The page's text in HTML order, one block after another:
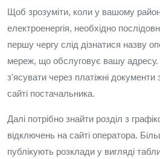
Щоб зрозуміти, коли у вашому
електроенергія, необхідно
першу чергу слід дізнатися назву
мереж, що обслуговує вашу
з'ясувати через платіжні документи
сайті постачальника.
Далі потрібно знайти розділ з
відключень на сайті оператора.
публікують розклади у вигляді